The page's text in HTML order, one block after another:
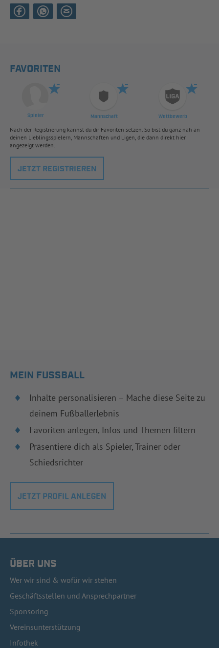
FAVORITEN
Spieler Mannschaft Wettbewerb
Nach der Registrierung kannst du dir Favoriten setzen. So bist du ganz nah an
deinen Lieblingsspielern, Mannschaften und Ligen, die dann direkt hier
angezeigt werden.
JETZT REGISTRIEREN
MEIN FUSSBALL
Inhalte personalisieren – Mache diese Seite zu
deinem Fußballerlebnis
Favoriten anlegen, Infos und Themen filtern
Präsentiere dich als Spieler, Trainer oder
Schiedsrichter
JETZT PROFIL ANLEGEN
ÜBER UNS
Wer wir sind & wofür wir stehen
Geschäftsstellen und Ansprechpartner
Sponsoring
Vereinsunterstützung
Infothek